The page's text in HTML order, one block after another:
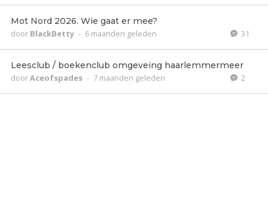
Mot Nord 2026. Wie gaat er mee?
door BlackBetty - 6 maanden geleden 31
Leesclub / boekenclub omgeveing haarlemmermeer
doorAceofspades - 7 maanden geleden 2